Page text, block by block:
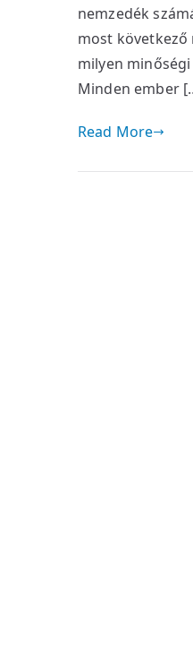
nemzedék
most
milyen
Minden ember
Read More